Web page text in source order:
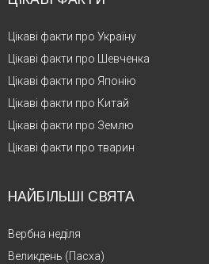
1845 – Федір Піроцький
1545 – Томас Бодлі
Цікаві факти про Україну
Цікаві факти про Шевченка
Цікаві факти про Японію
Цікаві факти про Китай
Цікаві факти про Землю
Цікаві факти про тварин
НАЙБІЛЬШІ СВЯТА
Вербна неділя
Великдень (Пасха)